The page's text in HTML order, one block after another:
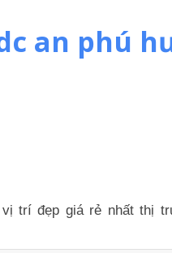
an phú
trí đẹp giá rẻ nhất thị